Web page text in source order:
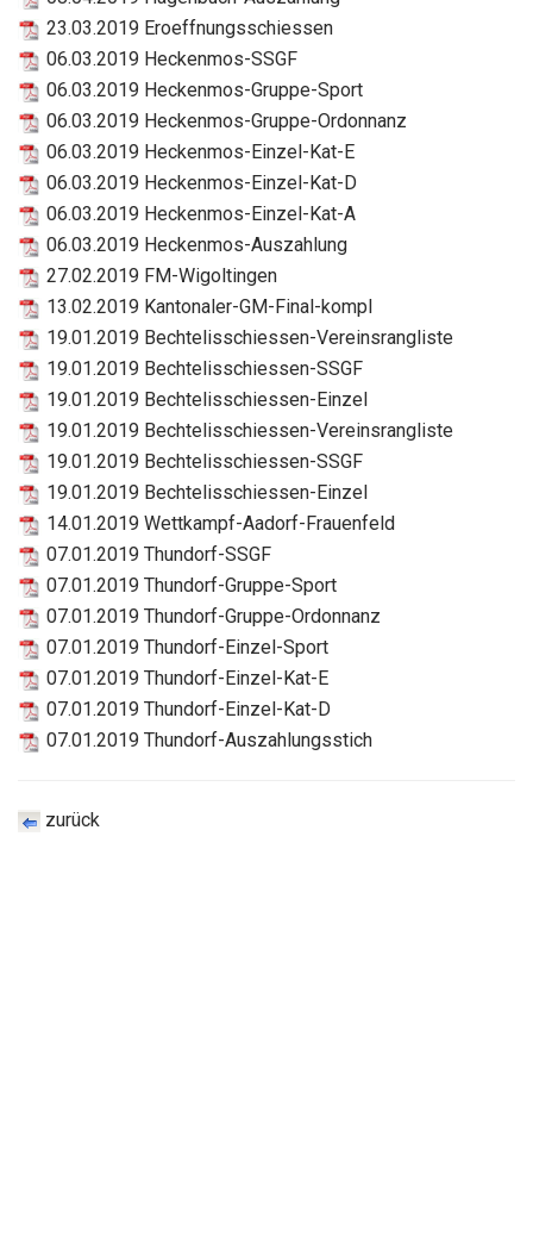
23.03.2019 Eroeffnungsschiessen
06.03.2019 Heckenmos-SSGF
06.03.2019 Heckenmos-Gruppe-Sport
06.03.2019 Heckenmos-Gruppe-Ordonnanz
06.03.2019 Heckenmos-Einzel-Kat-E
06.03.2019 Heckenmos-Einzel-Kat-D
06.03.2019 Heckenmos-Einzel-Kat-A
06.03.2019 Heckenmos-Auszahlung
27.02.2019 FM-Wigoltingen
13.02.2019 Kantonaler-GM-Final-kompl
19.01.2019 Bechtelisschiessen-Vereinsrangliste
19.01.2019 Bechtelisschiessen-SSGF
19.01.2019 Bechtelisschiessen-Einzel
19.01.2019 Bechtelisschiessen-Vereinsrangliste
19.01.2019 Bechtelisschiessen-SSGF
19.01.2019 Bechtelisschiessen-Einzel
14.01.2019 Wettkampf-Aadorf-Frauenfeld
07.01.2019 Thundorf-SSGF
07.01.2019 Thundorf-Gruppe-Sport
07.01.2019 Thundorf-Gruppe-Ordonnanz
07.01.2019 Thundorf-Einzel-Sport
07.01.2019 Thundorf-Einzel-Kat-E
07.01.2019 Thundorf-Einzel-Kat-D
07.01.2019 Thundorf-Auszahlungsstich
zurück